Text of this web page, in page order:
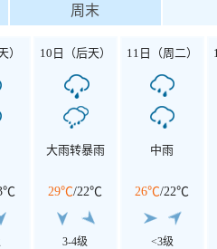
周末
） 10日（后天）
大雨转暴雨
29℃/22℃
3-4级
11日（周二）
中雨
26℃/22℃
<3级